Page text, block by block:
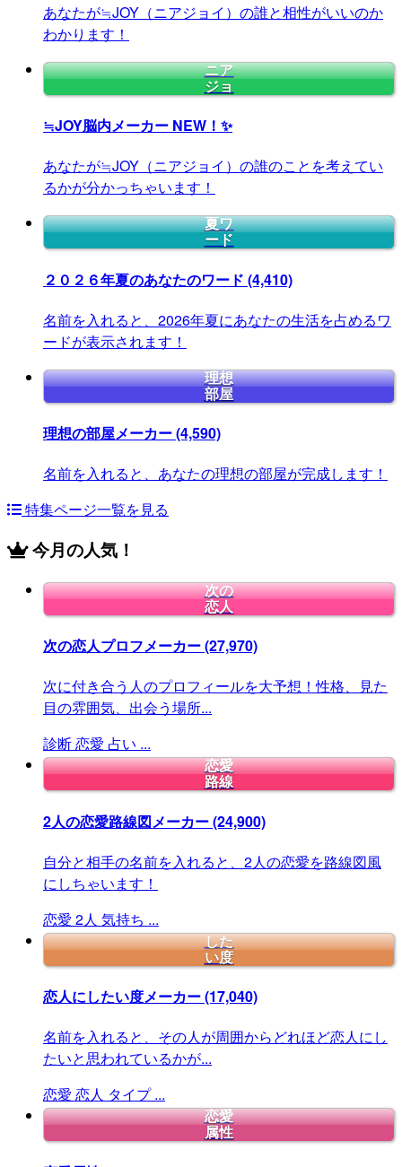
あなたが≒JOY（ニアジョイ）の誰と相性がいいのか
わかります！
ニア
ジョ
≒JOY脳内メーカー NEW！✨
あなたが≒JOY（ニアジョイ）の誰のことを考えてい
るかが分かっちゃいます！
夏ワ
ード
２０２６年夏のあなたのワード (4,410)
名前を入れると、2026年夏にあなたの生活を占めるワ
ードが表示されます！
理想
部屋
理想の部屋メーカー(4,590)
名前を入れると、あなたの理想の部屋が完成します！
特集ページ一覧を見る
今月の人気！
次の
恋人
次の恋人プロフメーカー(27,970)
次に付き合う人のプロフィールを大予想！性格、見た
目の雰囲気、出会う場所...
診断恋愛 占い ...
恋愛
路線
2人の恋愛路線図メーカー(24,900)
自分と相手の名前を入れると、2人の恋愛を路線図風
にしちゃいます！
恋愛 2人 気持ち ...
した
い度
恋人にしたい度メーカー(17,040)
名前を入れると、その人が周囲からどれほど恋人にし
たいと思われているかが...
恋愛 恋人 タイプ ...
恋愛
属性